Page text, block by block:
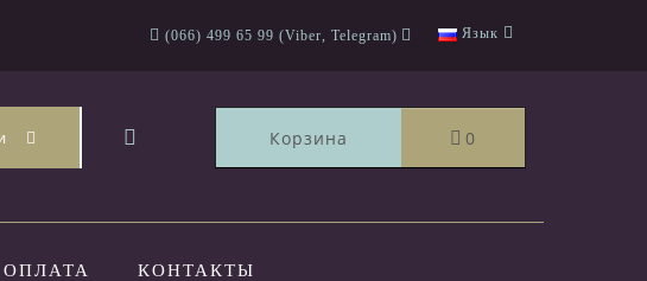
(066) 499 65 99 (Viber, Telegram) Язык
Корзина 0
КОНТАКТЫ